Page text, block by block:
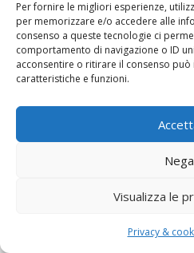
Per fornire le migliori esperienze,
per memorizzare e/o accedere alle
consenso a queste tecnologie ci
comportamento di navigazione o ID
acconsentire o ritirare il consenso
caratteristiche e funzioni.
Nega
Visualizza le
Privacy &
Angeles,Trasloco Milano – Toronto,
Montréal,Trasloco Milano – Sydney ,
Melbourne,Trasloco Milano – Tokyo
Shanghai ,Trasloco Milano – Pechino
Francisco, Trasloco Milano – Chicago
Trasloco Milano – Dallas
Trasloco Milano – Orlando,
Trasloco Roma – Lisbona,